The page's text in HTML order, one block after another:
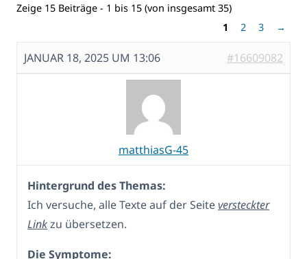
Zeige 15 Beiträge - 1 bis 15 (von insgesamt 35)
1
2 3 →
JANUAR 18, 2025 UM 13:06 #16609082
matthiasG-45
Hintergrund des Themas:
Ich versuche, alle Texte auf der Seite versteckter
Linkzu übersetzen.
Die Symptome: